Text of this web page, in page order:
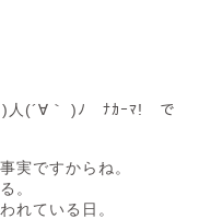
)人(´∀｀ )ﾉ ﾅｶｰﾏ! で
実ですからね。
。
れている日。